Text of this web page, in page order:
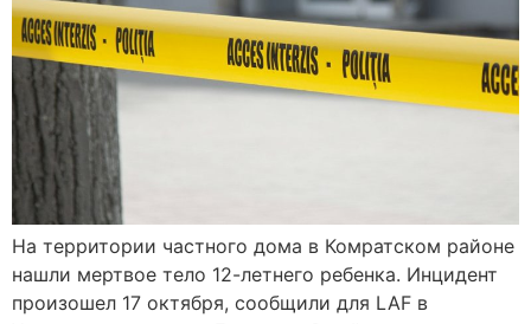
На территории частного дома в Комратском районе
нашли мертвое тело 12-летнего ребенка. Инцидент
произошел 17 октября, сообщили для LAF в